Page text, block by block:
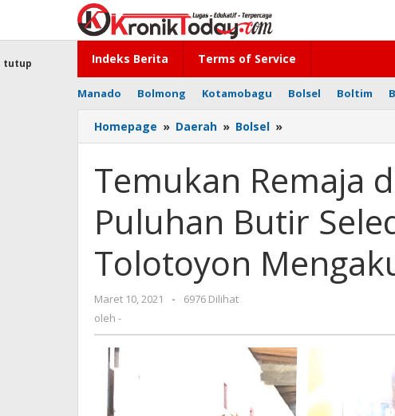
konten
Indeks Berita Terms of Service
Manado Bolmong Kotamobagu Bolsel Boltim
tutup
Homepage » Daerah » Bolsel »
Remaja
Desanya
Miliki
Puluhan
Butir
Sangadi
Tolotoyon
Temukan Remaja
Puluhan Butir
Tolotoyon
Maret 10, 2021
oleh
-
6976 Dilihat
oleh -